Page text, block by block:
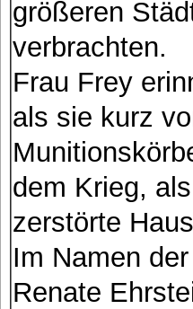
größeren
verbrachten.
Frau Frey
als sie kurz
dem Krieg,
zerstörte
Im Namen
Renate